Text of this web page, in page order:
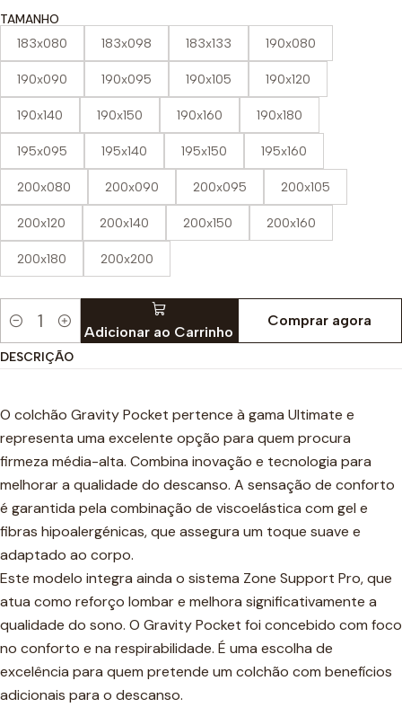
TAMANHO
183x080 183x098 183x133 190x080
190x090 190x095 190x105 190x120
190x140 190x150 190x160 190x180
195x095 195x140 195x150 195x160
200x080 200x090 200x095 200x105
200x120 200x140 200x150 200x160
200x180 200x200
Quantidade Adicionar ao Carrinho
Comprar agora
DESCRIÇÃO
O colchão Gravity Pocket pertence à gama Ultimate e
representa uma excelente opção para quem procura
firmeza média-alta. Combina inovação e tecnologia para
melhorar a qualidade do descanso. A sensação de conforto
é garantida pela combinação de viscoelástica com gel e
fibras hipoalergénicas, que assegura um toque suave e
adaptado ao corpo.
Este modelo integra ainda o sistema Zone Support Pro, que
atua como reforço lombar e melhora significativamente a
qualidade do sono. O Gravity Pocket foi concebido com foco
no conforto e na respirabilidade. É uma escolha de
excelência para quem pretende um colchão com benefícios
adicionais para o descanso.